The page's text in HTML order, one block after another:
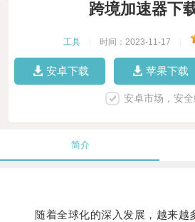
跨境加速器下
工具 时间：2023-11-17
安卓下载 苹果下载
安卓市场，安
简介
随着全球化的深入发展，越来越